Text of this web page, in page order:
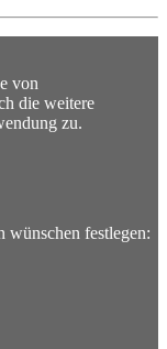
von
die weitere
zu.
wünschen festlegen: